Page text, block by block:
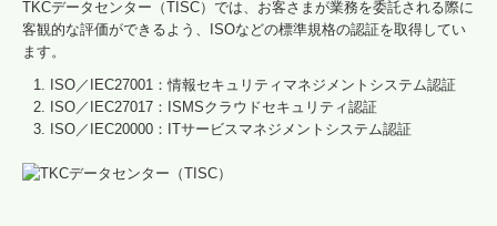
TKCデータセンター（TISC）では、お客さまが業務を委託される際に
客観的な評価ができるよう、ISOなどの標準規格の認証を取得してい
ます。
ISO／IEC27001：情報セキュリティマネジメントシステム認証
ISO／IEC27017：ISMSクラウドセキュリティ認証
ISO／IEC20000：ITサービスマネジメントシステム認証